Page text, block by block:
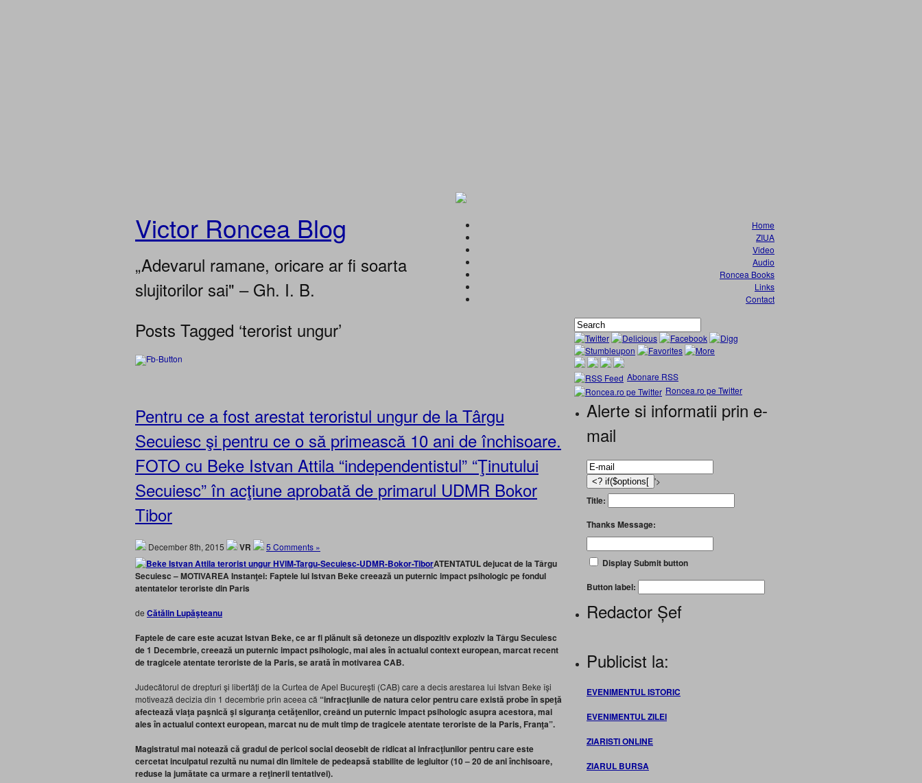
Victor Roncea Blog
„Adevarul ramane, oricare ar fi soarta
slujitorilor sai" – Gh. I. B.
Home
ZIUA
Video
Audio
Roncea Books
Links
Contact
Posts Tagged ‘terorist ungur’
Pentru ce a fost arestat teroristul ungur de la Târgu
Secuiesc şi pentru ce o să primească 10 ani de închisoare.
FOTO cu Beke Istvan Attila “independentistul” “Ţinutului
Secuiesc” în acţiune aprobată de primarul UDMR Bokor
Tibor
December 8th, 2015 VR 5 Comments »
ATENTATUL dejucat de la Târgu
Secuiesc – MOTIVAREA Instanţei: Faptele lui Istvan Beke creează un puternic impact psihologic pe fondul
atentatelor teroriste din Paris
de Cătălin Lupăşteanu
Faptele de care este acuzat Istvan Beke, ce ar fi plănuit să detoneze un dispozitiv exploziv la Târgu Secuiesc
de 1 Decembrie, creează un puternic impact psihologic, mai ales în actualul context european, marcat recent
de tragicele atentate teroriste de la Paris, se arată în motivarea CAB.
Judecătorul de drepturi şi libertăţi de la Curtea de Apel Bucureşti (CAB) care a decis arestarea lui Istvan Beke îşi
motivează decizia din 1 decembrie prin aceea că “infracţiunile de natura celor pentru care există probe în speţă
afectează viaţa paşnică şi siguranţa cetăţenilor, creând un puternic impact psihologic asupra acestora, mai
ales în actualul context european, marcat nu de mult timp de tragicele atentate teroriste de la Paris, Franţa”.
Magistratul mai notează că gradul de pericol social deosebit de ridicat al infracţiunilor pentru care este
cercetat inculpatul rezultă nu numai din limitele de pedeapsă stabilite de legiuitor (10 – 20 de ani închisoare,
reduse la jumătate ca urmare a reţinerii tentativei).
Abonare RSS
Roncea.ro pe Twitter
Alerte si informatii prin e-
mail
'>
Title:
Thanks Message:
Display Submit button
Button label:
Redactor Șef
Publicist la:
EVENIMENTUL ISTORIC
EVENIMENTUL ZILEI
ZIARISTI ONLINE
ZIARUL BURSA